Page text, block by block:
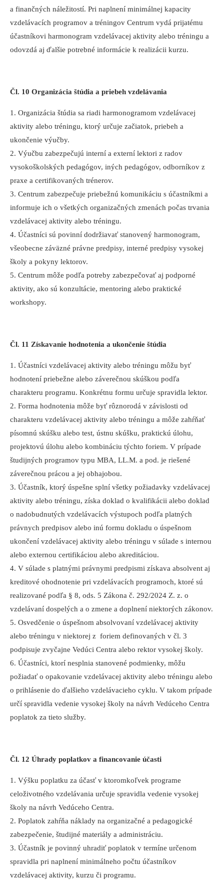
a finančných náležitostí. Pri naplnení minimálnej kapacity
vzdelávacích programov a tréningov Centrum vydá prijatému
účastníkovi harmonogram vzdelávacej aktivity alebo tréningu a
odovzdá aj ďalšie potrebné informácie k realizácii kurzu.
Čl. 10 Organizácia štúdia a priebeh vzdelávania
1. Organizácia štúdia sa riadi harmonogramom vzdelávacej
aktivity alebo tréningu, ktorý určuje začiatok, priebeh a
ukončenie výučby.
2. Výučbu zabezpečujú interní a externí lektori z radov
vysokoškolských pedagógov, iných pedagógov, odborníkov z
praxe a certifikovaných trénerov.
3. Centrum zabezpečuje priebežnú komunikáciu s účastníkmi a
informuje ich o všetkých organizačných zmenách počas trvania
vzdelávacej aktivity alebo tréningu.
4. Účastníci sú povinní dodržiavať stanovený harmonogram,
všeobecne záväzné právne predpisy, interné predpisy vysokej
školy a pokyny lektorov.
5. Centrum môže podľa potreby zabezpečovať aj podporné
aktivity, ako sú konzultácie, mentoring alebo praktické
workshopy.
Čl. 11 Získavanie hodnotenia a ukončenie štúdia
1. Účastníci vzdelávacej aktivity alebo tréningu môžu byť
hodnotení priebežne alebo záverečnou skúškou podľa
charakteru programu. Konkrétnu formu určuje spravidla lektor.
2. Forma hodnotenia môže byť rôznorodá v závislosti od
charakteru vzdelávacej aktivity alebo tréningu a môže zahŕňať
písomnú skúšku alebo test, ústnu skúšku, praktickú úlohu,
projektovú úlohu alebo kombináciu týchto foriem. V prípade
študijných programov typu MBA, LL.M. a pod. je riešené
záverečnou prácou a jej obhajobou.
3. Účastník, ktorý úspešne splní všetky požiadavky vzdelávacej
aktivity alebo tréningu, získa doklad o kvalifikácii alebo doklad
o nadobudnutých vzdelávacích výstupoch podľa platných
právnych predpisov alebo inú formu dokladu o úspešnom
ukončení vzdelávacej aktivity alebo tréningu v súlade s internou
alebo externou certifikáciou alebo akreditáciou.
4. V súlade s platnými právnymi predpismi získava absolvent aj
kreditové ohodnotenie pri vzdelávacích programoch, ktoré sú
realizované podľa § 8, ods. 5 Zákona č. 292/2024 Z. z. o
vzdelávaní dospelých a o zmene a doplnení niektorých zákonov.
5. Osvedčenie o úspešnom absolvovaní vzdelávacej aktivity
alebo tréningu v niektorej z foriem definovaných v čl. 3
podpisuje zvyčajne Vedúci Centra alebo rektor vysokej školy.
6. Účastníci, ktorí nesplnia stanovené podmienky, môžu
požiadať o opakovanie vzdelávacej aktivity alebo tréningu alebo
o prihlásenie do ďalšieho vzdelávacieho cyklu. V takom prípade
určí spravidla vedenie vysokej školy na návrh Vedúceho Centra
poplatok za tieto služby.
Čl. 12 Úhrady poplatkov a financovanie účasti
1. Výšku poplatku za účasť v ktoromkoľvek programe
celoživotného vzdelávania určuje spravidla vedenie vysokej
školy na návrh Vedúceho Centra.
2. Poplatok zahŕňa náklady na organizačné a pedagogické
zabezpečenie, študijné materiály a administráciu.
3. Účastník je povinný uhradiť poplatok v termíne určenom
spravidla pri naplnení minimálneho počtu účastníkov
vzdelávacej aktivity, kurzu či programu.